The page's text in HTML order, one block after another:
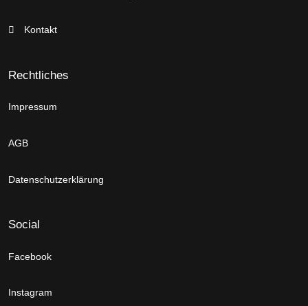
Kontakt
Rechtliches
Impressum
AGB
Datenschutzerklärung
Social
Facebook
Instagram